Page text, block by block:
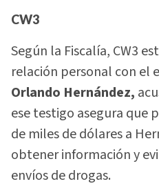
CW3
Según la Fiscalía, CW3
relación personal con el
Orlando Hernández,
ese testigo asegura que
de miles de dólares a
obtener información y
envíos de drogas.